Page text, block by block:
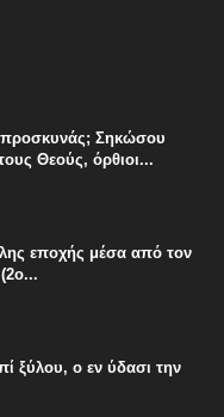
προσκυνάς; Σηκώσου
Θεούς, όρθιοι...
εποχής μέσα από τον
ξύλου, ο εν ύδασι την